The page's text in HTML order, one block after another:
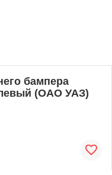
бампера
(ОАО УАЗ)